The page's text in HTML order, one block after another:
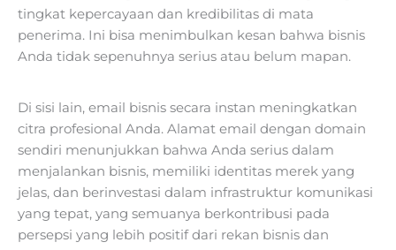
tingkat kepercayaan dan kredibilitas di mata
penerima. Ini bisa menimbulkan kesan bahwa bisnis
Anda tidak sepenuhnya serius atau belum mapan.
Di sisi lain, email bisnis secara instan meningkatkan
citra profesional Anda. Alamat email dengan domain
sendiri menunjukkan bahwa Anda serius dalam
menjalankan bisnis, memiliki identitas merek yang
jelas, dan berinvestasi dalam infrastruktur komunikasi
yang tepat, yang semuanya berkontribusi pada
persepsi yang lebih positif dari rekan bisnis dan